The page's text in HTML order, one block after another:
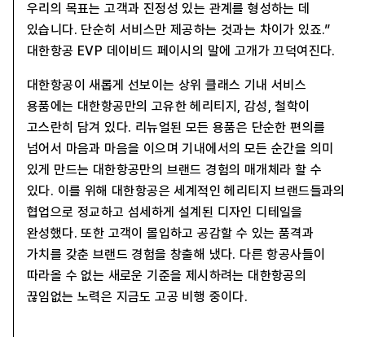
우리의 목표는 고객과 진정성 있는 관계를 형성하는 데
있습니다. 단순히 서비스만 제공하는 것과는 차이가 있죠.”
대한항공 EVP 데이비드 페이시의 말에 고개가 끄덕여진다.
대한항공이 새롭게 선보이는 상위 클래스 기내 서비스
용품에는 대한항공만의 고유한 헤리티지, 감성, 철학이
고스란히 담겨 있다. 리뉴얼된 모든 용품은 단순한 편의를
넘어서 마음과 마음을 이으며 기내에서의 모든 순간을 의미
있게 만드는 대한항공만의 브랜드 경험의 매개체라 할 수
있다. 이를 위해 대한항공은 세계적인 헤리티지 브랜드들과의
협업으로 정교하고 섬세하게 설계된 디자인 디테일을
완성했다. 또한 고객이 몰입하고 공감할 수 있는 품격과
가치를 갖춘 브랜드 경험을 창출해 냈다. 다른 항공사들이
따라올 수 없는 새로운 기준을 제시하려는 대한항공의
끊임없는 노력은 지금도 고공 비행 중이다.